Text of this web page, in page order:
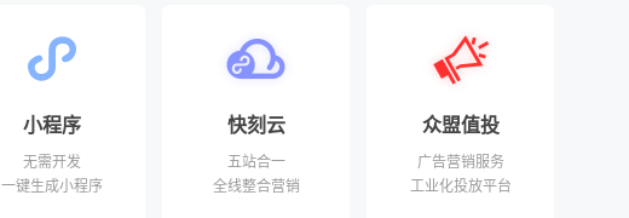
小程序
无需开发
一键生成小程序
快刻云
五站合一
全线整合营销
众盟值投
广告营销服务
工业化投放平台